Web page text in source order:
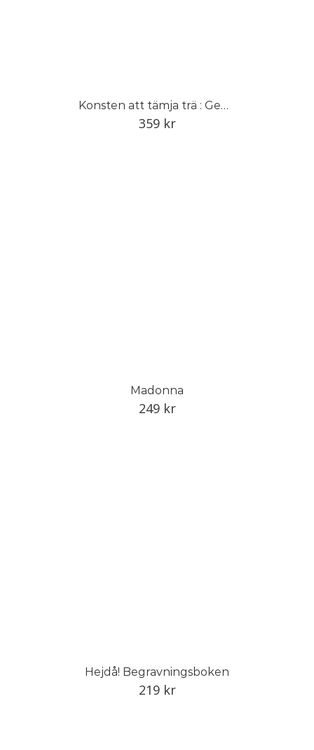
Konsten att tämja trä : Gemla och den svenska möbelindustrin
359 kr
Madonna
249 kr
Hejdå! Begravningsboken
219 kr